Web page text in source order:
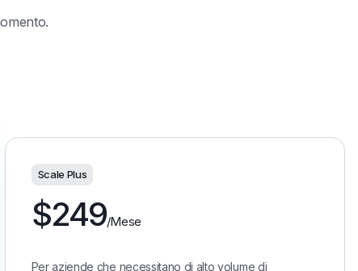
Scale Plus
$249/Mese
Per aziende che necessitano di alto volume di